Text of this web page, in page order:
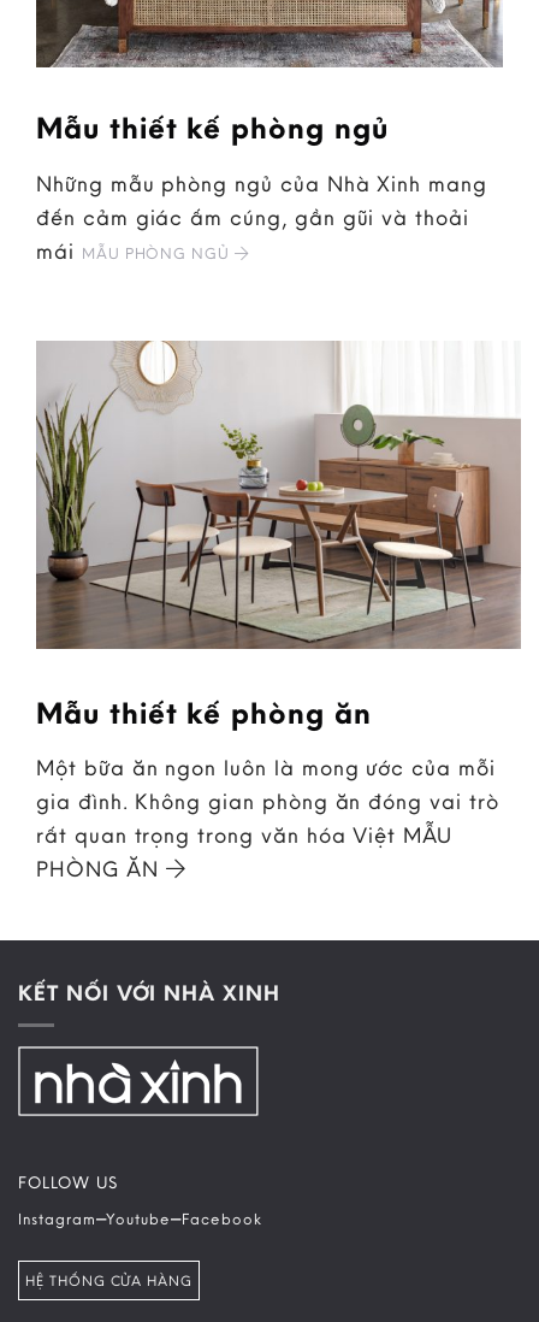
Mẫu thiết kế phòng ngủ
Những mẫu phòng ngủ của Nhà Xinh mang
đến cảm giác ấm cúng, gần gũi và thoải
mái MẪU PHÒNG NGỦ
Mẫu thiết kế phòng ăn
Một bữa ăn ngon luôn là mong ước của mỗi
gia đình. Không gian phòng ăn đóng vai trò
rất quan trọng trong văn hóa Việt MẪU
PHÒNG ĂN
KẾT NỐI VỚI NHÀ XINH
FOLLOW US
Instagram–Youtube–Facebook
HỆ THỐNG CỬA HÀNG